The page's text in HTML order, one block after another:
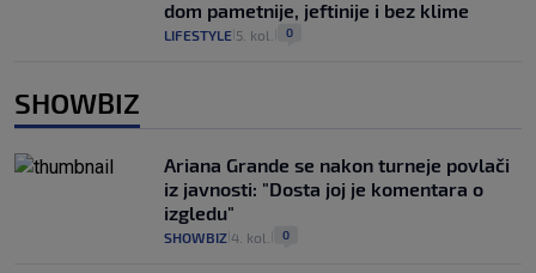
dom pametnije, jeftinije i bez klime
LIFESTYLE 5. kol. 0
SHOWBIZ
Ariana Grande se nakon turneje povlači
iz javnosti: "Dosta joj je komentara o
izgledu"
SHOWBIZ 4. kol. 0